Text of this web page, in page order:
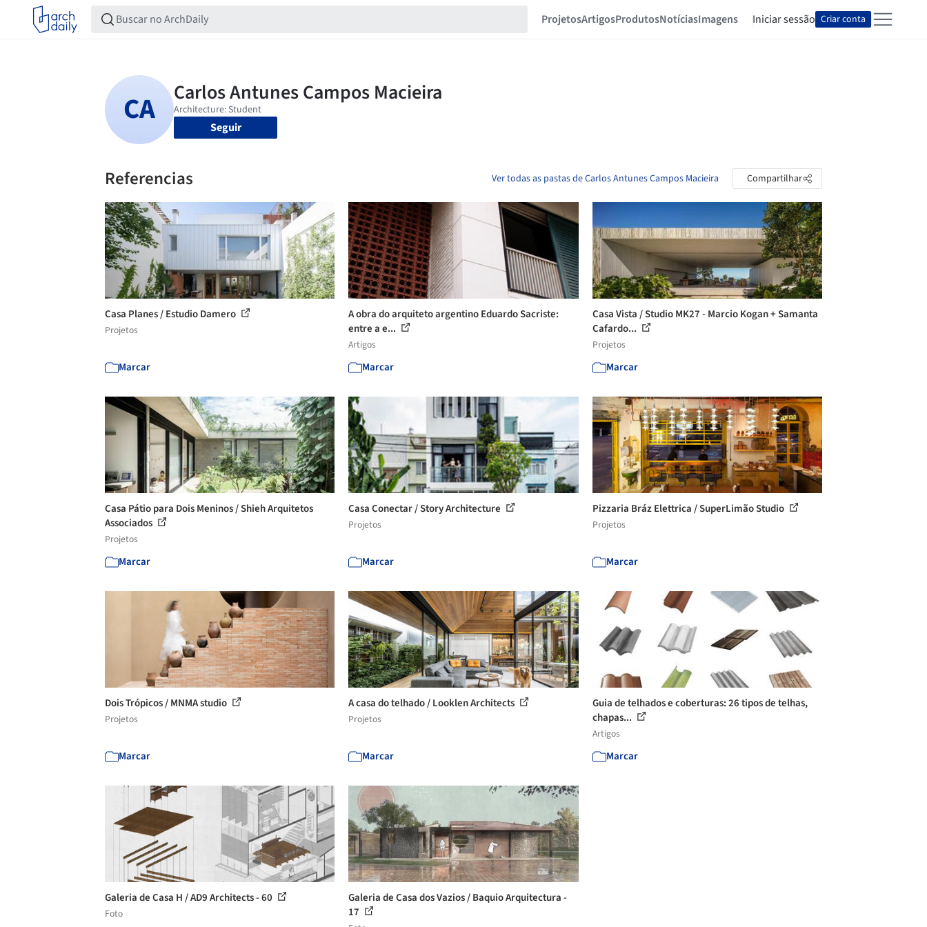
ProjetosArtigosProdutosNotíciasImagens Iniciar sessão Criar conta
Seguir
Referencias Ver todas as pastas de Carlos Antunes Campos Macieira Compartilhar
Casa Planes / Estudio Damero
Projetos
Marcar
A obra do arquiteto argentino Eduardo Sacriste:
entre a e...
Artigos
Marcar
Casa Vista / Studio MK27 - Marcio Kogan + Samanta
Cafardo...
Projetos
Marcar
Casa Pátio para Dois Meninos / Shieh Arquitetos
Associados
Projetos
Marcar
Casa Conectar / Story Architecture
Projetos
Marcar
Pizzaria Bráz Elettrica / SuperLimão Studio
Projetos
Marcar
Dois Trópicos / MNMA studio
Projetos
Marcar
A casa do telhado / Looklen Architects
Projetos
Marcar
Guia de telhados e coberturas: 26 tipos de telhas,
chapas...
Artigos
Marcar
Galeria de Casa H / AD9 Architects - 60
Foto
Galeria de Casa dos Vazios / Baquio Arquitectura -
17